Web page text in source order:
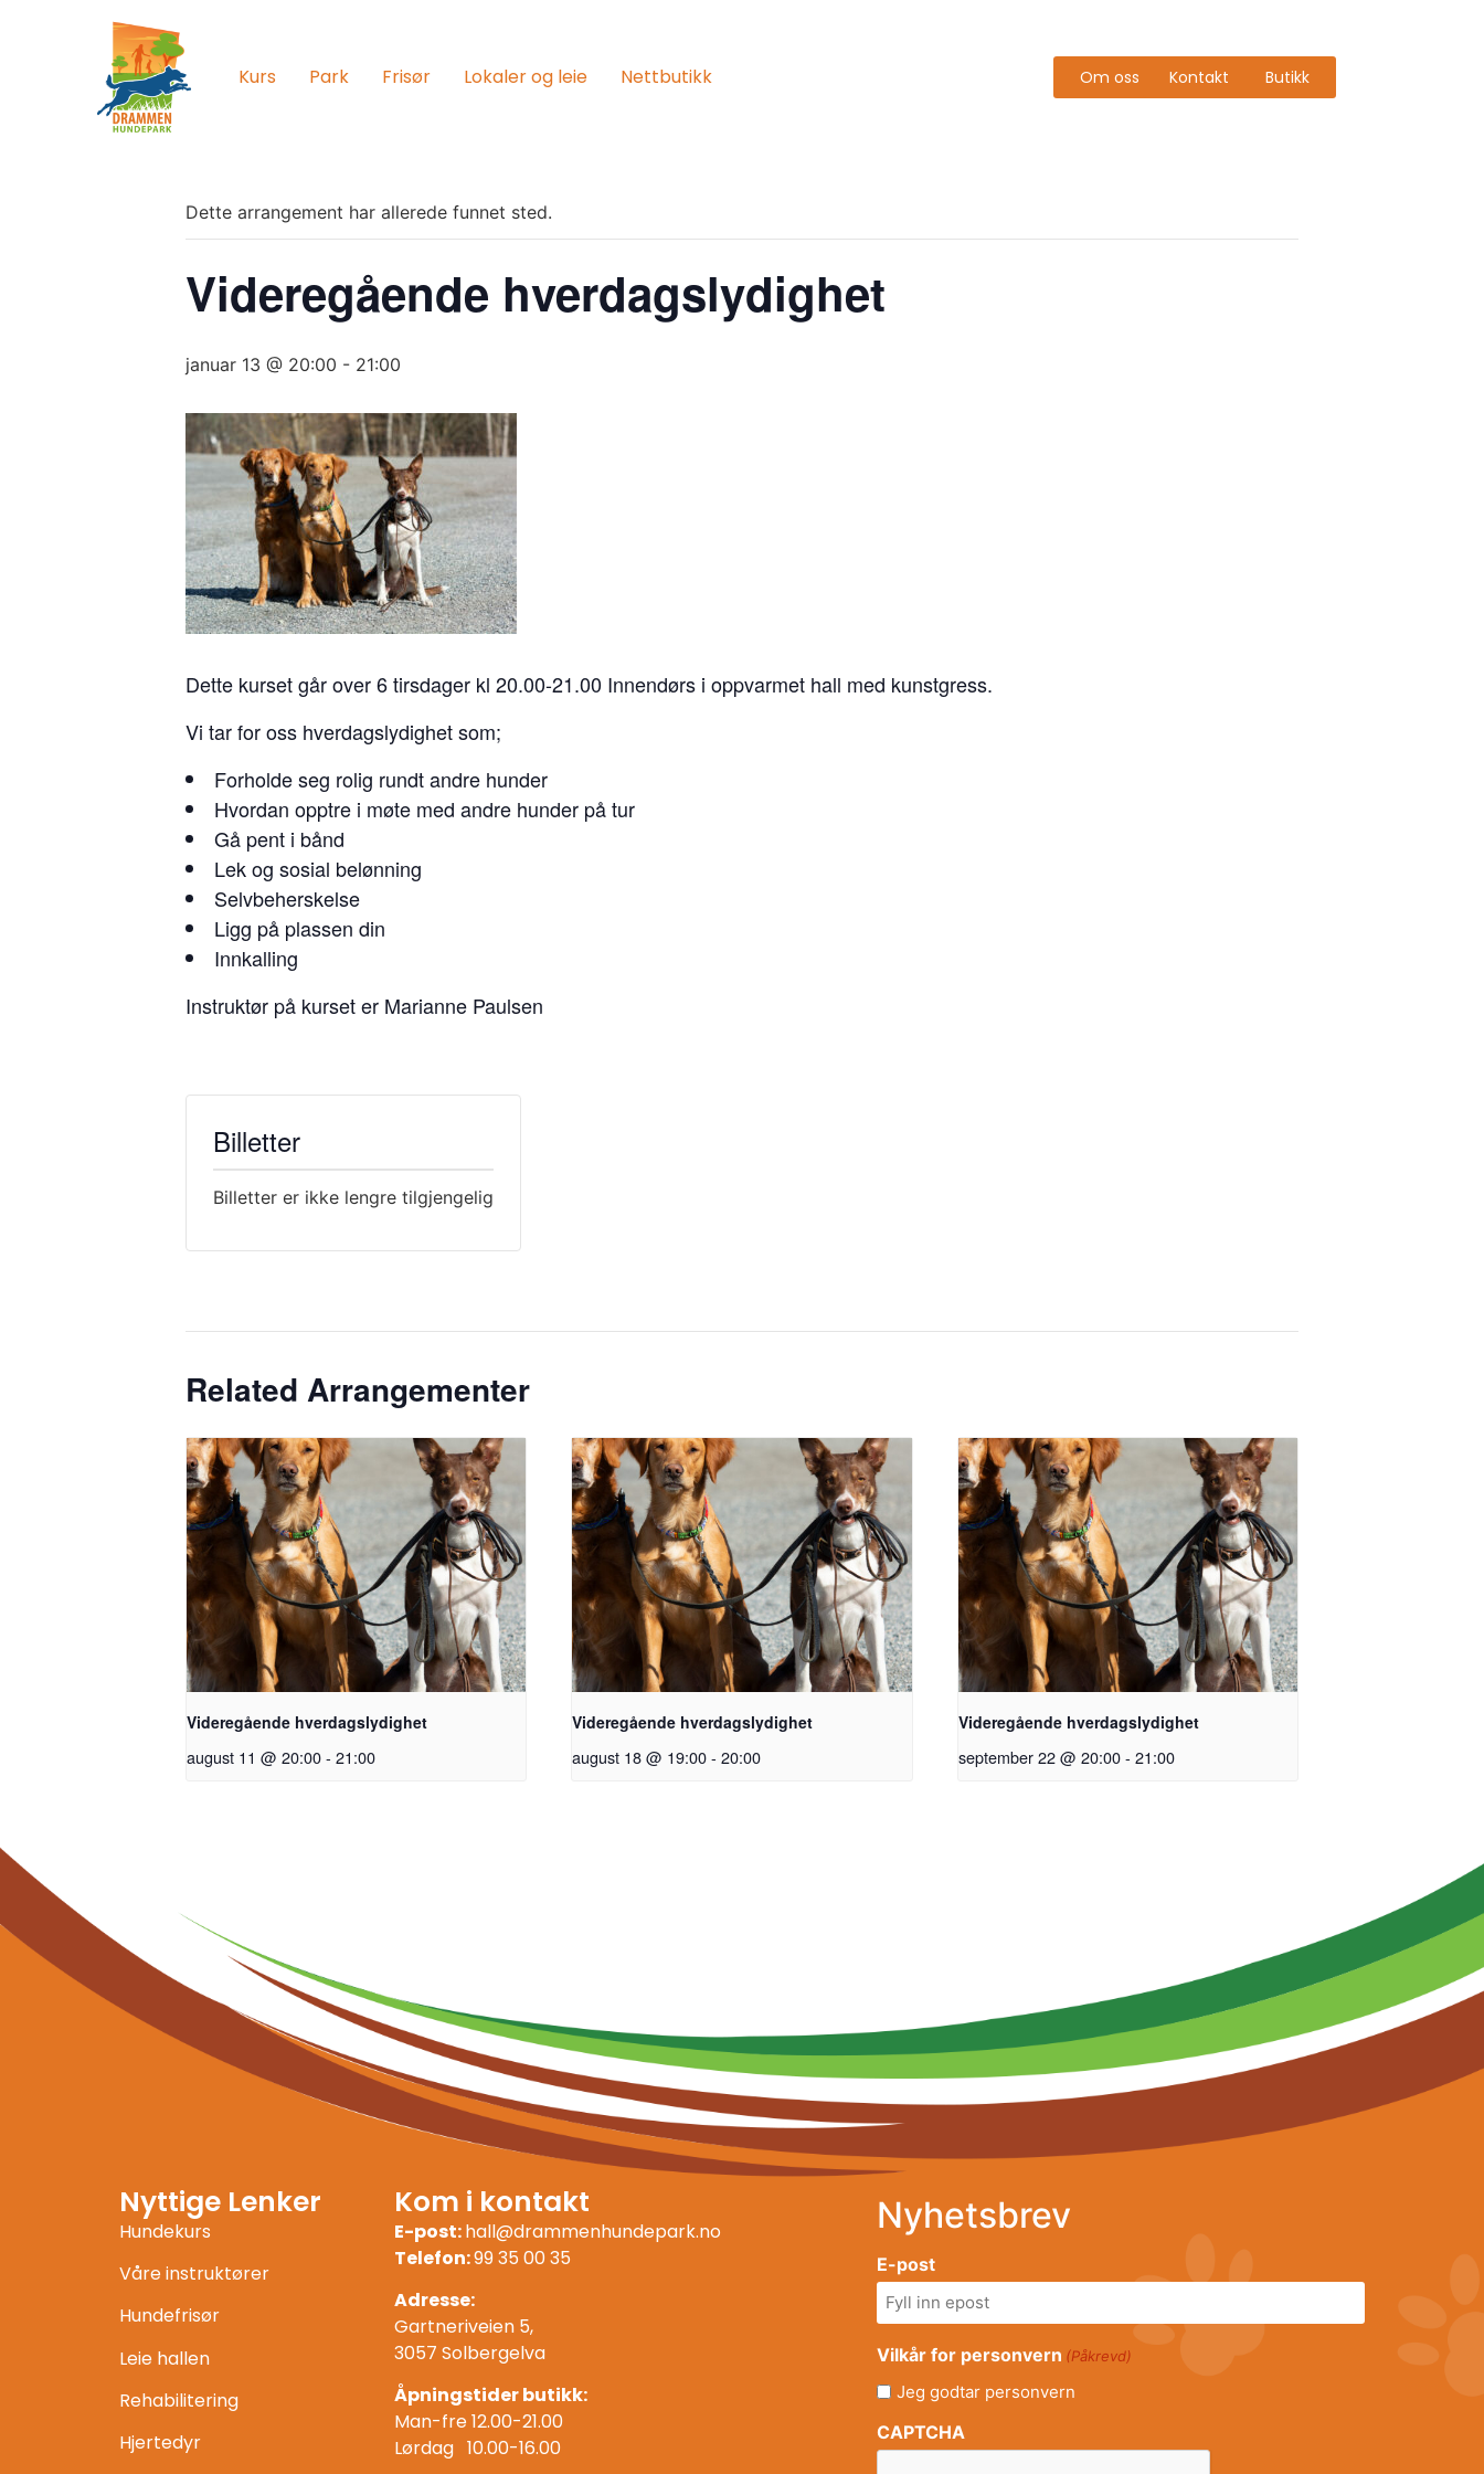
Kurs Park Frisør Lokaler og leie Nettbutikk Om oss Kontakt Butikk
Dette arrangement har allerede funnet sted.
Videregående hverdagslydighet
januar 13 @ 20:00 - 21:00
Dette kurset går over 6 tirsdager kl 20.00-21.00 Innendørs i oppvarmet hall med kunstgress.
Vi tar for oss hverdagslydighet som;
Forholde seg rolig rundt andre hunder
Hvordan opptre i møte med andre hunder på tur
Gå pent i bånd
Lek og sosial belønning
Selvbeherskelse
Ligg på plassen din
Innkalling
Instruktør på kurset er Marianne Paulsen
Billetter
Billetter er ikke lengre tilgjengelig
Related Arrangementer
Videregående hverdagslydighet
august 11 @ 20:00- 21:00
Videregående hverdagslydighet
august 18 @ 19:00 - 20:00
Videregående hverdagslydighet
september 22 @ 20:00- 21:00
Nyttige Lenker
Hundekurs
Våre instruktører
Hundefrisør
Leie hallen
Rehabilitering
Hjertedyr
Kom i kontakt
E-post:hall@drammenhundepark.no
Telefon:99 35 00 35
Adresse:
Gartneriveien 5,
3057 Solbergelva
Åpningstider butikk:
Man-fre 12.00-21.00
Lørdag 10.00-16.00
Nyhetsbrev
E-post
Vilkår for personvern (Påkrevd)
Jeg godtar personvern
CAPTCHA